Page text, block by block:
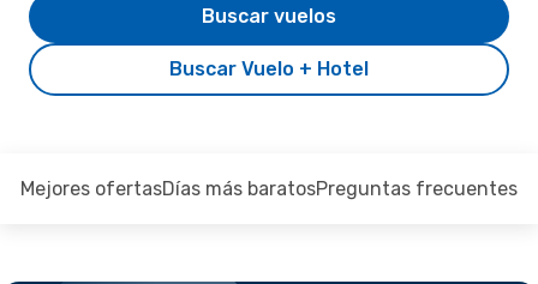
Buscar Vuelo + Hotel
Buscar vuelos
Mejores ofertasDías más baratosPreguntas frecuentes